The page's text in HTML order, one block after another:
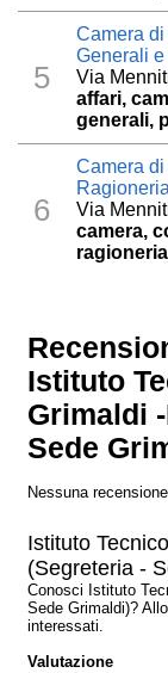
5
Camera
Generali
Via
affari,
generali,
6
Camera
Via
camera,
Istituto
Grimaldi
Sede
Nessuna
Istituto
(Segreteria -
Conosci Istituto
Sede Grimaldi)?
interessati.
Valutazione